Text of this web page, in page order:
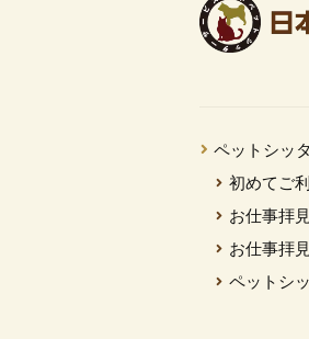
ペットシッ
初めてご
お仕事拝
お仕事拝
ペットシ